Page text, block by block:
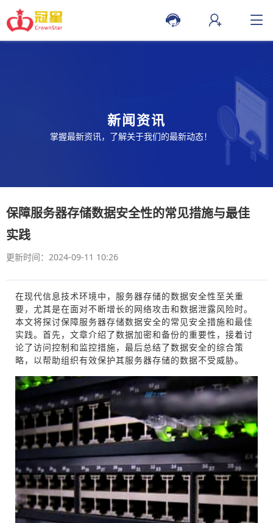
新闻资讯
掌握最新资讯，了解关于我们的最新动态！
保障服务器存储数据安全性的常见措施与最佳
实践
更新时间：2024-09-11 10:26
在现代信息技术环境中，服务器存储的数据安全性至关重
要，尤其是在面对不断增长的网络攻击和数据泄露风险时。
本文将探讨保障服务器存储数据安全的常见安全措施和最佳
实践。首先，文章介绍了数据加密和备份的重要性，接着讨
论了访问控制和监控措施，最后总结了数据安全的综合策
略，以帮助组织有效保护其服务器存储的数据不受威胁。